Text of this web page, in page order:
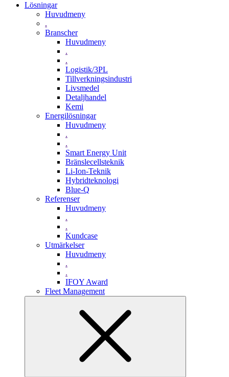
Lösningar
Huvudmeny
.
Branscher
Huvudmeny
.
.
Logistik/3PL
Tillverkningsindustri
Livsmedel
Detaljhandel
Kemi
Energilösningar
Huvudmeny
.
.
Smart Energy Unit
Bränslecellsteknik
Li-Ion-Teknik
Hybridteknologi
Blue-Q
Referenser
Huvudmeny
.
.
Kundcase
Utmärkelser
Huvudmeny
.
.
IFOY Award
Fleet Management